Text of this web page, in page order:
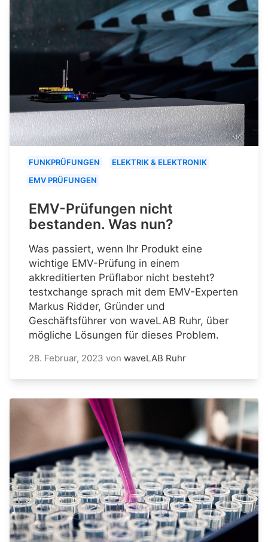
FUNKPRÜFUNGEN
ELEKTRIK & ELEKTRONIK
EMV PRÜFUNGEN
EMV-Prüfungen nicht
bestanden. Was nun?
Was passiert, wenn Ihr Produkt eine
wichtige EMV-Prüfung in einem
akkreditierten Prüflabor nicht besteht?
testxchange sprach mit dem EMV-Experten
Markus Ridder, Gründer und
Geschäftsführer von waveLAB Ruhr, über
mögliche Lösungen für dieses Problem.
28. Februar, 2023 von waveLAB Ruhr